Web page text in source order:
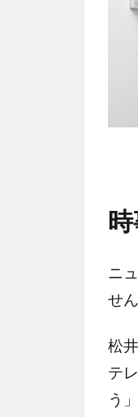
ニ
せん
松
テ
う